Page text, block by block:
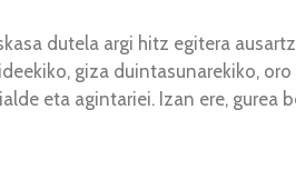
dutela argi hitz egitera
giza duintasunarekiko,
eta agintariei. Izan ere,